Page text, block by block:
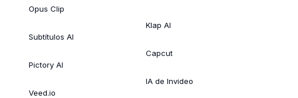
Opus Clip
Subtítulos AI
Pictory AI
Veed.io
Klap AI
Capcut
IA de Invideo